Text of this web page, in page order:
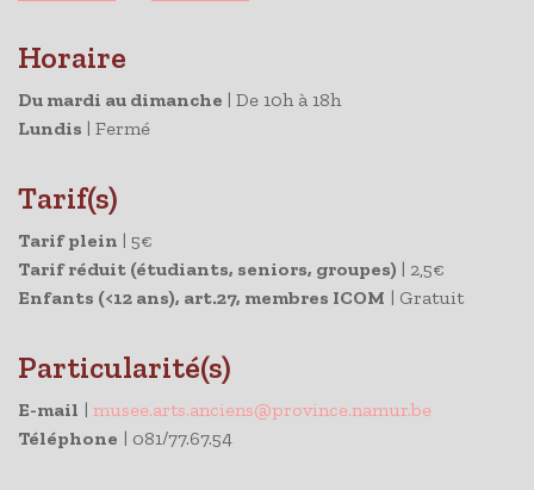
Horaire
Du mardi au dimanche | De 10h à 18h
Lundis | Fermé
Tarif(s)
Tarif plein | 5€
Tarif réduit (étudiants, seniors, groupes) | 2,5€
Enfants (<12 ans), art.27, membres ICOM | Gratuit
Particularité(s)
E-mail | musee.arts.anciens@province.namur.be
Téléphone | 081/77.67.54